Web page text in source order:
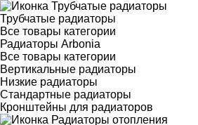
Трубчатые радиаторы
Все товары категории
Радиаторы Arbonia
Все товары категории
Вертикальные радиаторы
Низкие радиаторы
Стандартные радиаторы
Кронштейны для радиаторов